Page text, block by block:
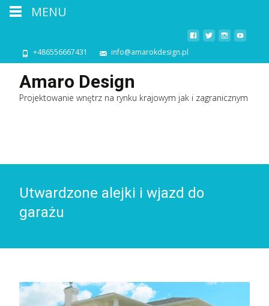
+486556667431 info@amarokdesign.pl
Amaro Design
Projektowanie wnętrz na rynku krajowym jak i zagranicznym
Utwardzone alejki i wjazd do
garażu
MENU